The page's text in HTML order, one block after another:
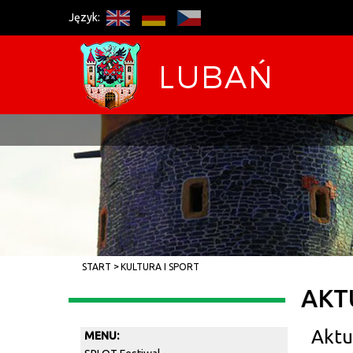
Język:
START KULTURA I SPORT
MENU: